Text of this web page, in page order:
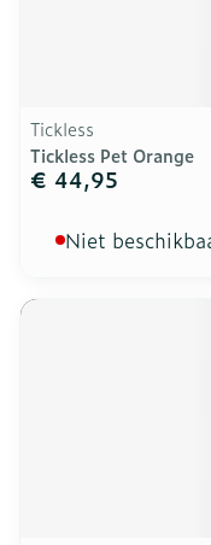
Tickless
Tickless Pet Orange
€ 44,95
Niet